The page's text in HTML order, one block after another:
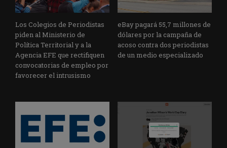
Los Colegios de Periodistas
piden al Ministerio de
Política Territorial y a la
Agencia EFE que rectifiquen
convocatorias de empleo por
favorecer el intrusismo
eBay pagará 55,7 millones de
dólares por la campaña de
acoso contra dos periodistas
de un medio especializado